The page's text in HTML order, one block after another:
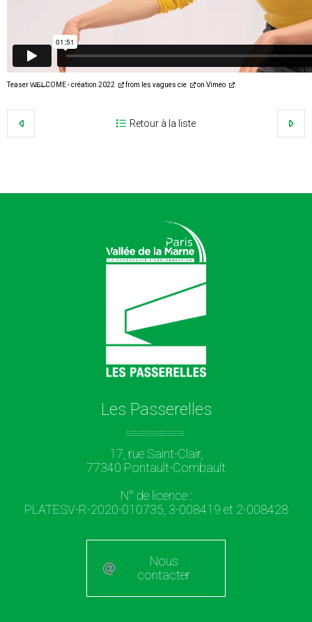
Teaser W̶E̶L̶COME - création 2022 from les vagues cie on Vimeo
Retour à la liste
Les Passerelles
17, rue Saint-Clair,
77340 Pontault-Combault
N° de licence :
PLATESV-R-2020-010735, 3-008419 et 2-008428
Nous
contacter